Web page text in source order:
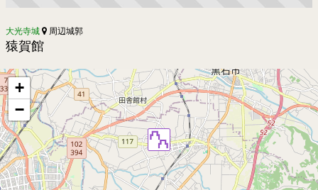
大光寺城 周辺城郭
猿賀館
+
−